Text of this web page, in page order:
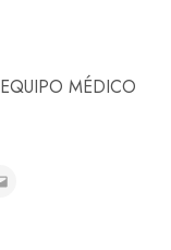
EQUIPO MÉDICO